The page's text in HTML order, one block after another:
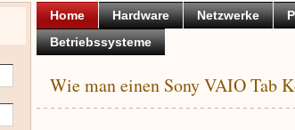
Home Hardware Netzwerke
Betriebssysteme
Wie man einen Sony VAIO Tab